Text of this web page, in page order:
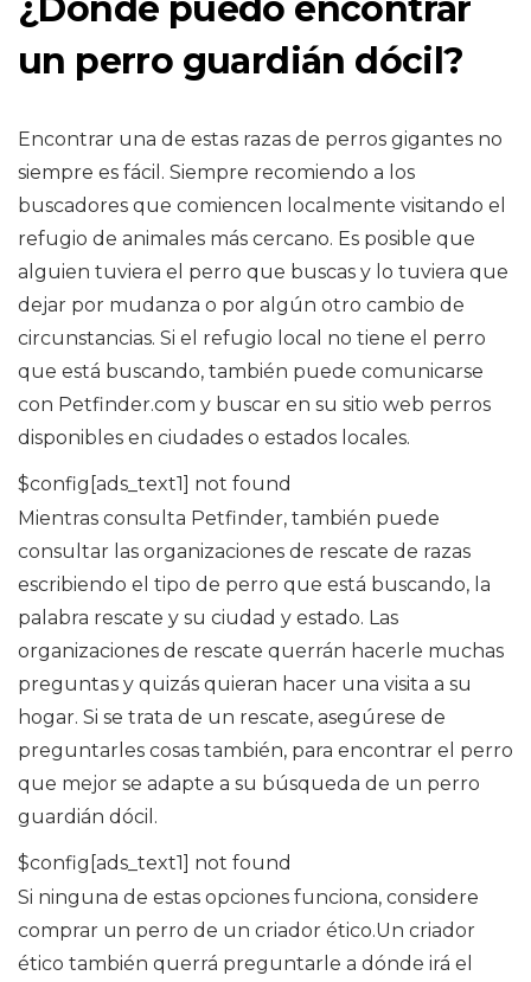
¿Dónde puedo encontrar
un perro guardián dócil?
Encontrar una de estas razas de perros gigantes no
siempre es fácil. Siempre recomiendo a los
buscadores que comiencen localmente visitando el
refugio de animales más cercano. Es posible que
alguien tuviera el perro que buscas y lo tuviera que
dejar por mudanza o por algún otro cambio de
circunstancias. Si el refugio local no tiene el perro
que está buscando, también puede comunicarse
con Petfinder.com y buscar en su sitio web perros
disponibles en ciudades o estados locales.
$config[ads_text1] not found
Mientras consulta Petfinder, también puede
consultar las organizaciones de rescate de razas
escribiendo el tipo de perro que está buscando, la
palabra rescate y su ciudad y estado. Las
organizaciones de rescate querrán hacerle muchas
preguntas y quizás quieran hacer una visita a su
hogar. Si se trata de un rescate, asegúrese de
preguntarles cosas también, para encontrar el perro
que mejor se adapte a su búsqueda de un perro
guardián dócil.
$config[ads_text1] not found
Si ninguna de estas opciones funciona, considere
comprar un perro de un criador ético.Un criador
ético también querrá preguntarle a dónde irá el